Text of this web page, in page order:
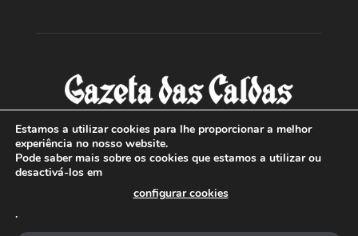
SOBRE NÓS
Com sede nas Caldas da Rainha e mais de 90 anos de
a sul de distrito de Leiria, com mais de 40.000 leitores por
Estamos a utilizar cookies para lhe proporcionar a melhor
experiência no nosso website.
Pode saber mais sobre os cookies que estamos a utilizar ou
desactivá-los em
configurar cookies
.